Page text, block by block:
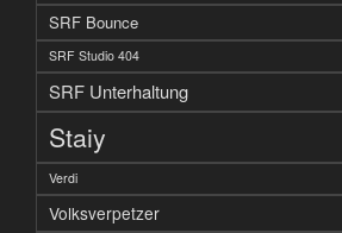
SRF Bounce
SRF Studio 404
SRF Unterhaltung
Staiy
Verdi
Volksverpetzer